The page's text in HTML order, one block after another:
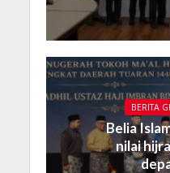
BERITA
Belia
nilai